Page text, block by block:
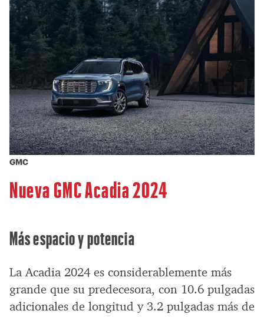
GMC
Nueva GMC Acadia 2024
Más espacio y potencia
La Acadia 2024 es considerablemente más
grande que su predecesora, con 10.6 pulgadas
adicionales de longitud y 3.2 pulgadas más de